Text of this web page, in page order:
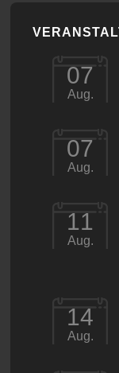
07
Aug.
07
Aug.
11
Aug.
14
Aug.